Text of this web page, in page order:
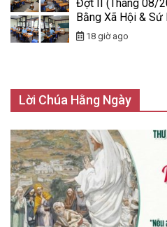
Đợt II (Tháng 08/
Bằng Xã Hội &
18 giờ ago
Lời Chúa Hằng Ngày